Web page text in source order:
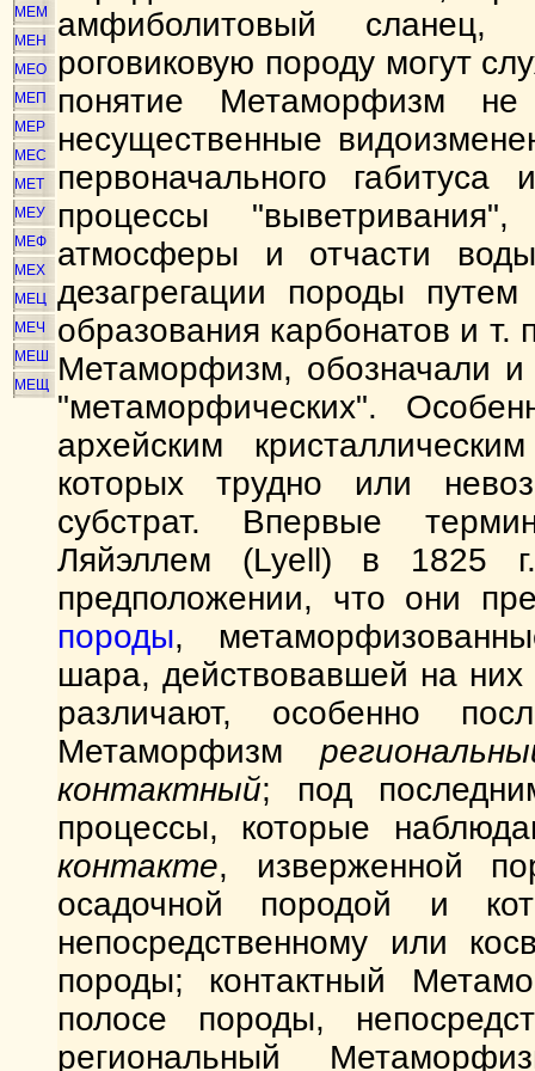
МЕМ
МЕН
МЕО
МЕП
МЕР
МЕС
МЕТ
МЕУ
МЕФ
МЕХ
МЕЦ
МЕЧ
МЕШ
МЕЩ
амфиболитовый сланец,
роговиковую породу могут
понятие Метаморфизм
несущественные
первоначального
процессы
атмосферы и отчасти
дезагрегации породы
образования карбонатов и
Метаморфизм, обозначали и
"метаморфических".
архейским
которых трудно или
субстрат. Впервые
Ляйэллем (Lyell) в 1825
предположении, что они
породы,
шара, действовавшей на
различают, особенно
Метаморфизм
контактный; под
процессы, которые
контакте, изверженной
осадочной породой и
непосредственному или
породы; контактный
полосе породы,
региональный